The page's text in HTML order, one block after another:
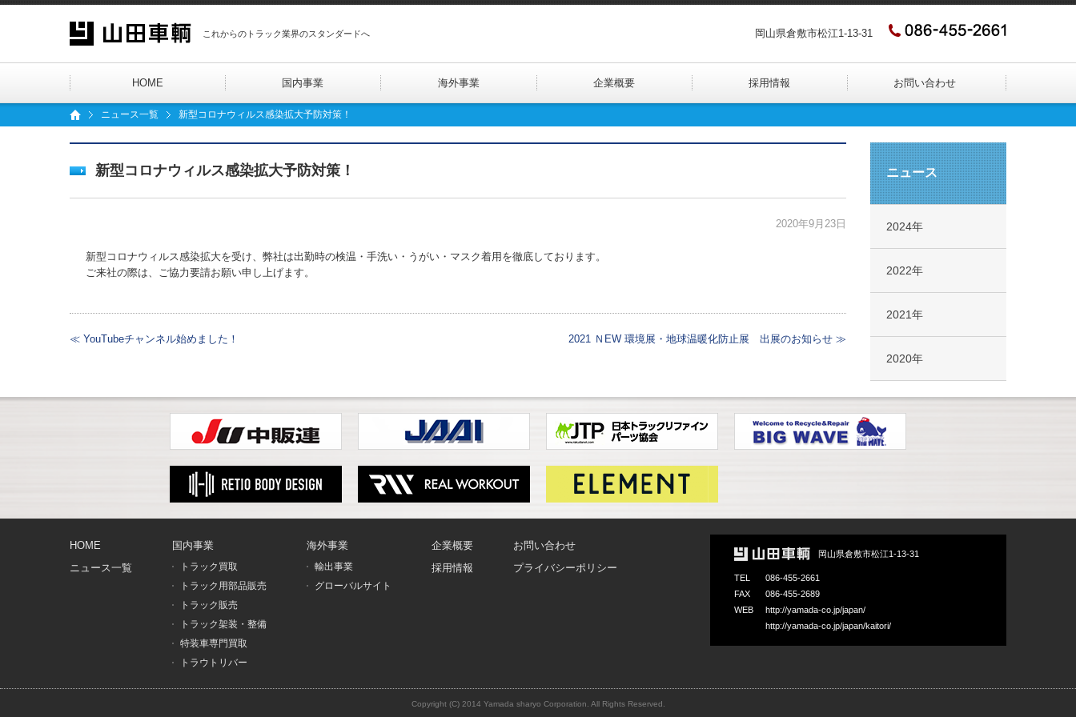
これからのトラック業界のスタンダードへ 岡山県倉敷市松江1-13-31
HOME 国内事業 海外事業 企業概要 採用情報 お問い合わせ
ニュース一覧 新型コロナウィルス感染拡大予防対策！
新型コロナウィルス感染拡大予防対策！
2020年9月23日
新型コロナウィルス感染拡大を受け、弊社は出勤時の検温・手洗い・うがい・マスク着用を徹底しております。
ご来社の際は、ご協力要請お願い申し上げます。
≪ YouTubeチャンネル始めました！ 2021 ＮEW 環境展・地球温暖化防止展 出展のお知らせ ≫
ニュース
2024年
2022年
2021年
2020年
HOME
ニュース一覧
国内事業
トラック買取
トラック用部品販売
トラック販売
トラック架装・整備
特装車専門買取
トラウトリバー
海外事業
輸出事業
グローバルサイト
企業概要
採用情報
お問い合わせ
プライバシーポリシー
岡山県倉敷市松江1-13-31
TEL
086-455-2661
FAX
086-455-2689
WEB
http://yamada-co.jp/japan/
http://yamada-co.jp/japan/kaitori/
Copyright (C) 2014 Yamada sharyo Corporation. All Rights Reserved.